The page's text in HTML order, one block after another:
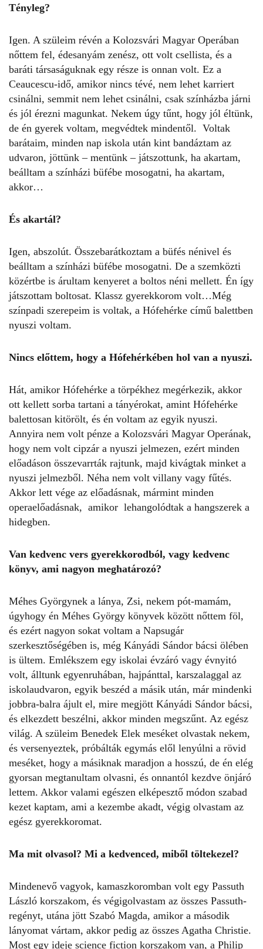
Tényleg?
Igen. A szüleim révén a Kolozsvári Magyar Operában
nőttem fel, édesanyám zenész, ott volt csellista, és a
baráti társaságuknak egy része is onnan volt. Ez a
Ceaucescu-idő, amikor nincs tévé, nem lehet karriert
csinálni, semmit nem lehet csinálni, csak színházba járni
és jól érezni magunkat. Nekem úgy tűnt, hogy jól éltünk,
de én gyerek voltam, megvédtek mindentől. Voltak
barátaim, minden nap iskola után kint bandáztam az
udvaron, jöttünk – mentünk – játszottunk, ha akartam,
beálltam a színházi büfébe mosogatni, ha akartam,
akkor…
És akartál?
Igen, abszolút. Összebarátkoztam a büfés nénivel és
beálltam a színházi büfébe mosogatni. De a szemközti
közértbe is árultam kenyeret a boltos néni mellett. Én így
játszottam boltosat. Klassz gyerekkorom volt…Még
színpadi szerepeim is voltak, a Hófehérke című balettben
nyuszi voltam.
Nincs előttem, hogy a Hófehérkében hol van a nyuszi.
Hát, amikor Hófehérke a törpékhez megérkezik, akkor
ott kellett sorba tartani a tányérokat, amint Hófehérke
balettosan kitörölt, és én voltam az egyik nyuszi.
Annyira nem volt pénze a Kolozsvári Magyar Operának,
hogy nem volt cipzár a nyuszi jelmezen, ezért minden
előadáson összevarrták rajtunk, majd kivágtak minket a
nyuszi jelmezből. Néha nem volt villany vagy fűtés.
Akkor lett vége az előadásnak, mármint minden
operaelőadásnak, amikor lehangolódtak a hangszerek a
hidegben.
Van kedvenc vers gyerekkorodból, vagy kedvenc
könyv, ami nagyon meghatározó?
Méhes Györgynek a lánya, Zsi, nekem pót-mamám,
úgyhogy én Méhes György könyvek között nőttem föl,
és ezért nagyon sokat voltam a Napsugár
szerkesztőségében is, még Kányádi Sándor bácsi ölében
is ültem. Emlékszem egy iskolai évzáró vagy évnyitó
volt, álltunk egyenruhában, hajpánttal, karszalaggal az
iskolaudvaron, egyik beszéd a másik után, már mindenki
jobbra-balra ájult el, mire megjött Kányádi Sándor bácsi,
és elkezdett beszélni, akkor minden megszűnt. Az egész
világ. A szüleim Benedek Elek meséket olvastak nekem,
és versenyeztek, próbálták egymás elől lenyúlni a rövid
meséket, hogy a másiknak maradjon a hosszú, de én elég
gyorsan megtanultam olvasni, és onnantól kezdve önjáró
lettem. Akkor valami egészen elképesztő módon szabad
kezet kaptam, ami a kezembe akadt, végig olvastam az
egész gyerekkoromat.
Ma mit olvasol? Mi a kedvenced, miből töltekezel?
Mindenevő vagyok, kamaszkoromban volt egy Passuth
László korszakom, és végigolvastam az összes Passuth-
regényt, utána jött Szabó Magda, amikor a második
lányomat vártam, akkor pedig az összes Agatha Christie.
Most egy ideje science fiction korszakom van, a Philip